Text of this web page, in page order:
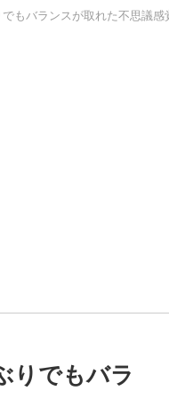
もバランスが取れた不思議感
りでもバラ